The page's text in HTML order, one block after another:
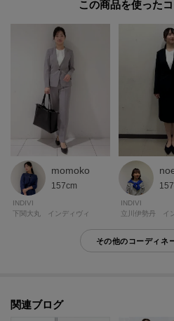
再入荷通知や、値下げ情報・在庫状況を
マイページでお気に入り一覧をチェックで
自分だけのお買い物リストがつくれる♪
-・-・-・-・-・-・-・-・-・-・-・-・-・-・-
※照明の関係により、実際よりも色味が
た、パソコン・スマートフォンなどの環
が異なる場合もございます。
この商品を使った
momoko
157cm
INDIVI
下関大丸 インディヴィ
INDIVI
立川伊勢丹 イ
その他のコーディネ
関連ブログ